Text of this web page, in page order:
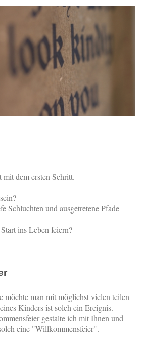
dem ersten Schritt.
Schluchten und ausgetretene Pfade
ins Leben feiern?
möchte man mit möglichst vielen teilen
Kinders ist solch ein Ereignis.
gestalte ich mit Ihnen und
eine "Willkommensfeier".